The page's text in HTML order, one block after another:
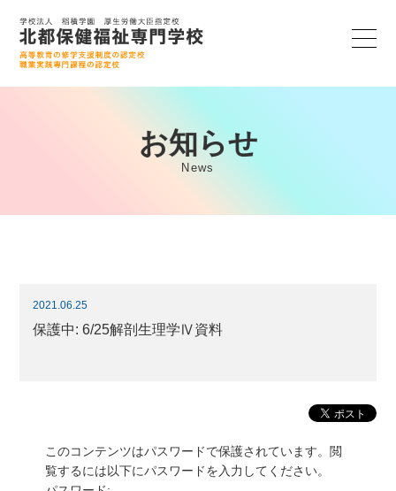
お知らせ
News
2021.06.25
保護中: 6/25解剖生理学Ⅳ資料
このコンテンツはパスワードで保護されています。閲
覧するには以下にパスワードを入力してください。